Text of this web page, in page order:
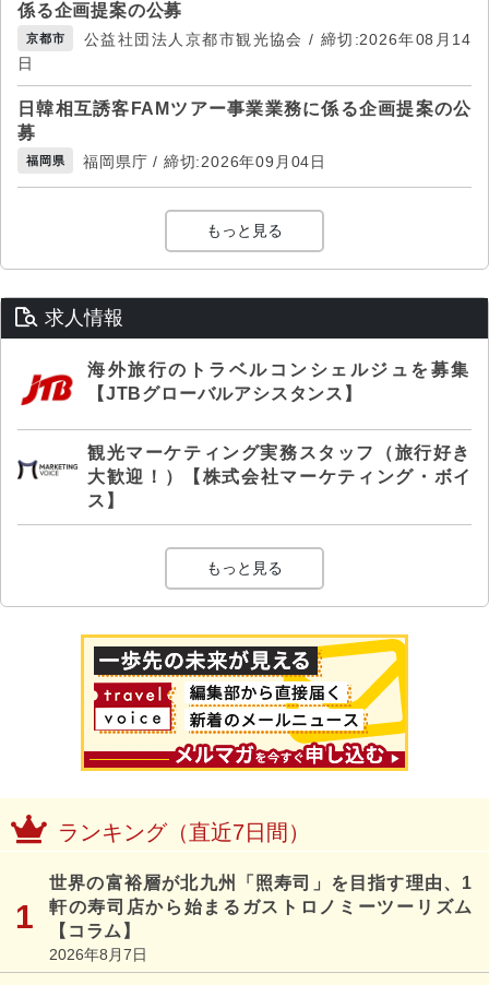
係る企画提案の公募
京都市
公益社団法人京都市観光協会 / 締切:2026年08月14
日
日韓相互誘客FAMツアー事業業務に係る企画提案の公
募
福岡県 福岡県庁 / 締切:2026年09月04日
もっと見る
求人情報
海外旅行のトラベルコンシェルジュを募集
【JTBグローバルアシスタンス】
観光マーケティング実務スタッフ（旅行好き
大歓迎！）【株式会社マーケティング・ボイ
ス】
もっと見る
ランキング（直近7日間）
世界の富裕層が北九州「照寿司」を目指す理由、1
軒の寿司店から始まるガストロノミーツーリズム
【コラム】
2026年8月7日